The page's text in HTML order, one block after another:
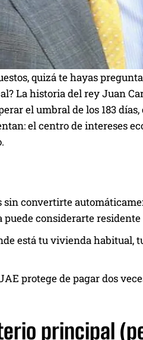
quizá te hayas
La historia del rey Juan
el umbral de los 183
el centro de intereses
sin convertirte
considerarte residente
está tu vivienda habitual,
protege de pagar dos
principal